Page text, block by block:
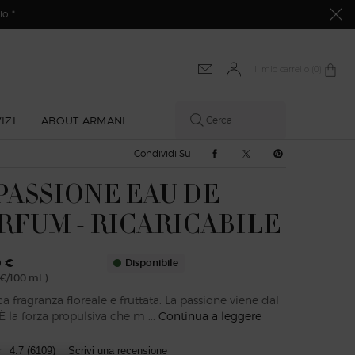
*
Il mio carrello
0 prodotto
ABOUT ARMANI Cerca
Condividi Su Condividi Su Facebook
Condividi Su Twitter
Condividi Su
EAU DE
- RICARICABILE
€
100 ml.)
Disponibile
fragranza floreale e fruttata. La passione viene dal
la forza propulsiva che m ... Continua a leggere
4.7 (6109) Scrivi una recensione